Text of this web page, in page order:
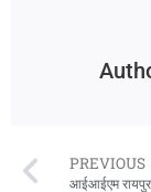
PREVIOUS